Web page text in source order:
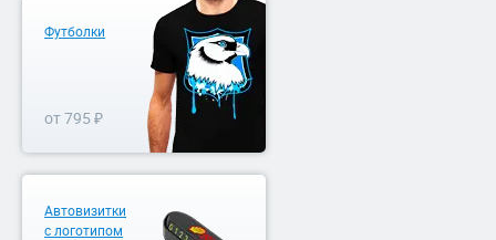
Футболки
от 795 ₽
Автовизитки
с логотипом